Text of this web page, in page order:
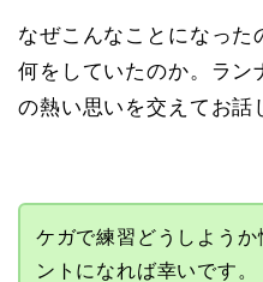
なぜこんなことになった
何をしていたのか。ラン
の熱い思いを交えてお話
ケガで練習どうしようか
ントになれば幸いです。